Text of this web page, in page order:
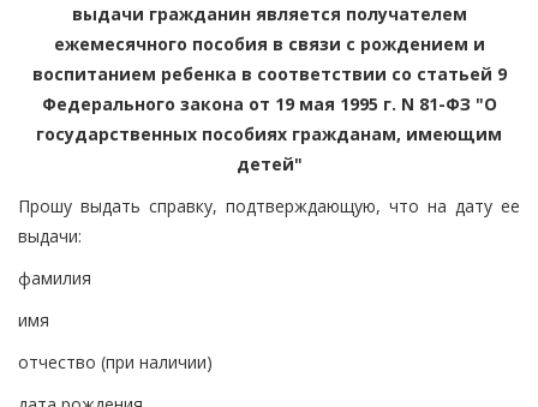
выдачи гражданин является получателем
ежемесячного пособия в связи с рождением и
воспитанием ребенка в соответствии со статьей 9
Федерального закона от 19 мая 1995 г. N 81-ФЗ "О
государственных пособиях гражданам, имеющим
детей"
Прошу выдать справку, подтверждающую, что на дату ее
выдачи:
фамилия
имя
отчество (при наличии)